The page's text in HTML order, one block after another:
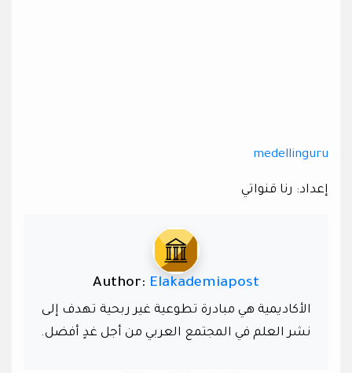
medellinguru
إعداد: رنا قنواتي
Author: Elakademiapost
الأكاديمية هي مبادرة تطوعية غير ربحية تهدف إلى
نشر العلم في المجتمع العربي من أجل غدٍ أفضل.